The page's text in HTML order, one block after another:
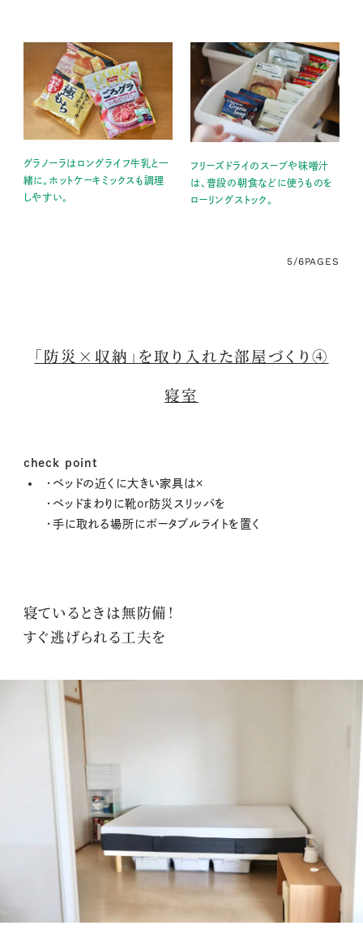
グラノーラはロングライフ牛乳と一
緒に。ホットケーキミックスも調理
しやすい。
フリーズドライのスープや味噌汁
は、普段の朝食などに使うものを
ローリングストック。
5/6PAGES
「防災×収納」を取り入れた部屋づくり④
寝室
check point
・ベッドの近くに大きい家具は×
・ベッドまわりに靴or防災スリッパを
・手に取れる場所にポータブルライトを置く
寝ているときは無防備！
すぐ逃げられる工夫を